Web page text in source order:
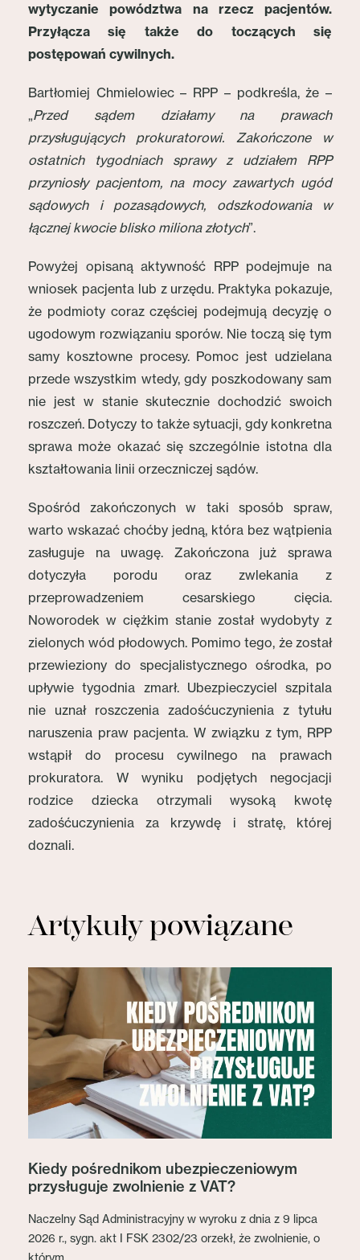
wytyczanie powództwa na rzecz pacjentów.
Przyłącza się także do toczących się
postępowań cywilnych.
Bartłomiej Chmielowiec – RPP – podkreśla, że –
„Przed sądem działamy na prawach
przysługujących prokuratorowi. Zakończone w
ostatnich tygodniach sprawy z udziałem RPP
przyniosły pacjentom, na mocy zawartych ugód
sądowych i pozasądowych, odszkodowania w
łącznej kwocie blisko miliona złotych”.
Powyżej opisaną aktywność RPP podejmuje na
wniosek pacjenta lub z urzędu. Praktyka pokazuje,
że podmioty coraz częściej podejmują decyzję o
ugodowym rozwiązaniu sporów. Nie toczą się tym
samy kosztowne procesy. Pomoc jest udzielana
przede wszystkim wtedy, gdy poszkodowany sam
nie jest w stanie skutecznie dochodzić swoich
roszczeń. Dotyczy to także sytuacji, gdy konkretna
sprawa może okazać się szczególnie istotna dla
kształtowania linii orzeczniczej sądów.
Spośród zakończonych w taki sposób spraw,
warto wskazać choćby jedną, która bez wątpienia
zasługuje na uwagę. Zakończona już sprawa
dotyczyła porodu oraz zwlekania z
przeprowadzeniem cesarskiego cięcia.
Noworodek w ciężkim stanie został wydobyty z
zielonych wód płodowych. Pomimo tego, że został
przewieziony do specjalistycznego ośrodka, po
upływie tygodnia zmarł. Ubezpieczyciel szpitala
nie uznał roszczenia zadośćuczynienia z tytułu
naruszenia praw pacjenta. W związku z tym, RPP
wstąpił do procesu cywilnego na prawach
prokuratora. W wyniku podjętych negocjacji
rodzice dziecka otrzymali wysoką kwotę
zadośćuczynienia za krzywdę i stratę, której
doznali.
Artykuły powiązane
Kiedy pośrednikom ubezpieczeniowym
przysługuje zwolnienie z VAT?
Naczelny Sąd Administracyjny w wyroku z dnia z 9 lipca
2026 r., sygn. akt I FSK 2302/23 orzekł, że zwolnienie, o